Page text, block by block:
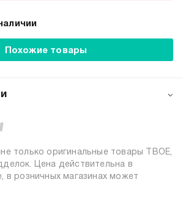
Похожие товары
пуговицы, молния, пояс
голубой
100% хлопок
только оригинальные товары ТВОЕ,
Цена действительна в
в розничных магазинах может